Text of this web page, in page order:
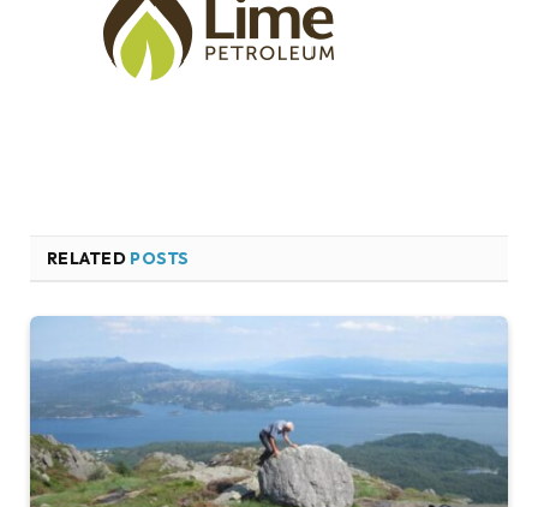
RELATED POSTS